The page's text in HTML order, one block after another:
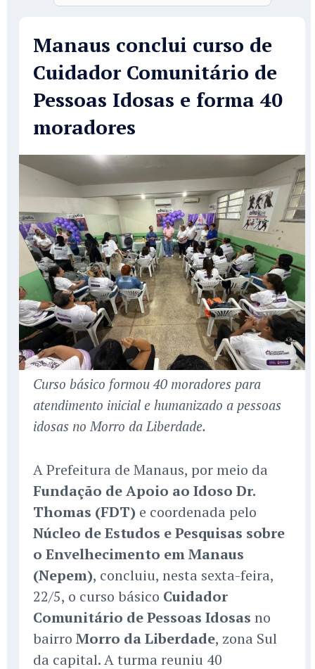
Manaus conclui curso de
Cuidador Comunitário de
Pessoas Idosas e forma 40
moradores
Curso básico formou 40 moradores para
atendimento inicial e humanizado a pessoas
idosas no Morro da Liberdade.
A Prefeitura de Manaus, por meio da
Fundação de Apoio ao Idoso Dr.
Thomas (FDT) e coordenada pelo
Núcleo de Estudos e Pesquisas sobre
o Envelhecimento em Manaus
(Nepem), concluiu, nesta sexta-feira,
22/5, o curso básico Cuidador
Comunitário de Pessoas Idosas no
bairro Morro da Liberdade, zona Sul
da capital. A turma reuniu 40